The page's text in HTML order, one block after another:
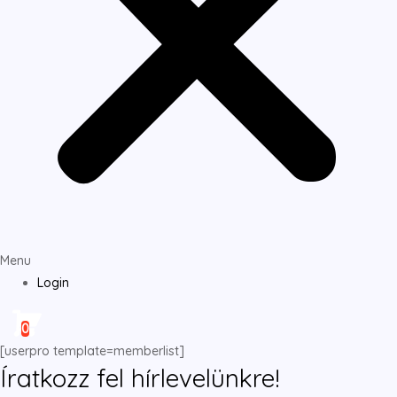
Menu
Login
0
[userpro template=memberlist]
Íratkozz fel hírlevelünkre!